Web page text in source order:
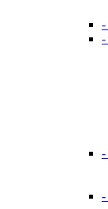
-
-
-
-